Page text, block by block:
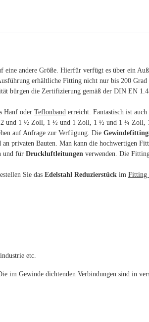
eine andere Größe. Hierfür verfügt es über ein
erhältliche Fitting nicht nur bis 200
bürgen die Zertifizierung gemäß der DIN EN
Hanf oder Teflonband erreicht. Fantastisch ist
2 und 1 ½ Zoll, 1 ½ und 1 Zoll, 1 ½ und 1 ¼
auf Anfrage zur Verfügung. Die
privaten Bauten. Man kann die hochwertigen
und für Druckluftleitungen verwenden. Die
Sie das Edelstahl Reduzierstück im Fitting
etc.
Gewinde dichtenden Verbindungen sind in